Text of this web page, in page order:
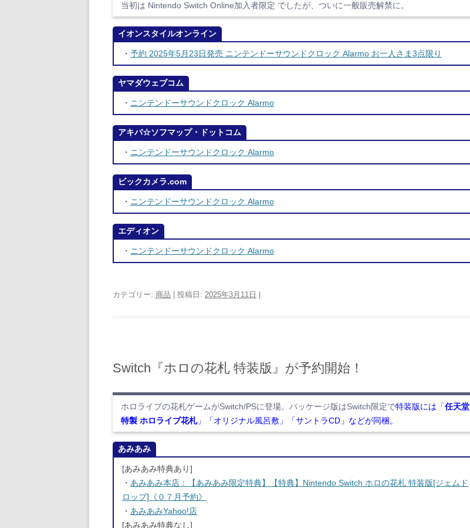
当初は Nintendo Switch Online加入者限定 でしたが、ついに一般販売解禁に。
イオンスタイルオンライン
・ 予約 2025年5月23日発売 ニンテンドーサウンドクロック Alarmo お一人さま3点限り
ヤマダウェブコム
・ ニンテンドーサウンドクロック Alarmo
アキバ☆ソフマップ・ドットコム
・ ニンテンドーサウンドクロック Alarmo
ビックカメラ.com
・ ニンテンドーサウンドクロック Alarmo
エディオン
・ ニンテンドーサウンドクロック Alarmo
カテゴリー: 商品 | 投稿日: 2025年3月11日
Switch『ホロの花札 特装版』が予約開始！
ホロライブの花札ゲームがSwitch/PSに登場。パッケージ版はSwitch限定で特装版には「任天堂
特製 ホロライブ花札」「オリジナル風呂敷」「サントラCD」などが同梱。
あみあみ
[あみあみ特典あり]
・ あみあみ本店：【あみあみ限定特典】【特典】Nintendo Switch ホロの花札 特装版[ジェムド
ロップ]《０７月予約》
・ あみあみYahoo!店
[あみあみ特典なし]